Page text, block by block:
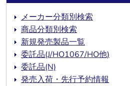
メーカー分類別検索
商品分類別検索
新規発売製品一覧
委託品(J/HO1067/HO他)
委託品(N)
発売入荷・先行予約情報